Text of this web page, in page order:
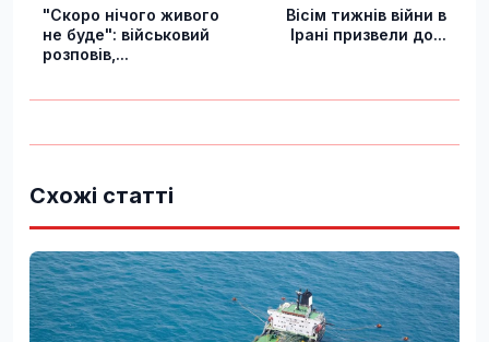
"Скоро нічого живого
не буде": військовий
розповів,...
Вісім тижнів війни в
Ірані призвели до...
Схожі статті